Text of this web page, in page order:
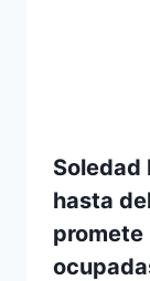
Soledad
hasta
promete